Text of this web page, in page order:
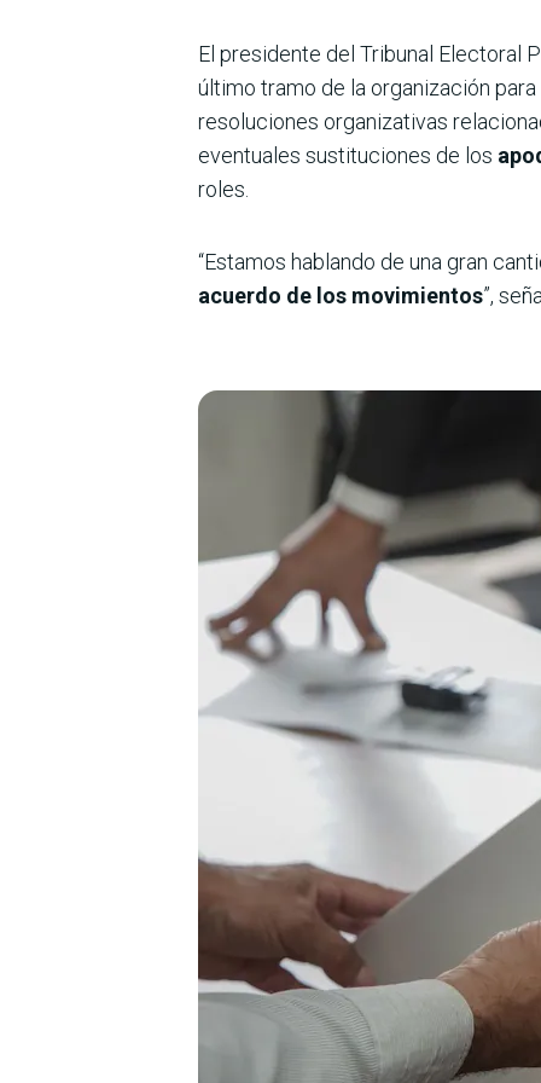
El presidente del Tribunal Electoral
último tramo de la organización
resoluciones organizativas
eventuales sustituciones de los
roles.
“Estamos hablando de una gran
acuerdo de los movimientos”,